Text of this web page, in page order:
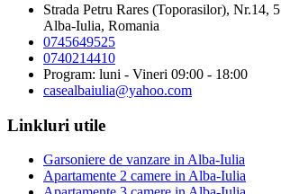
Strada Petru Rares (Toporasilor), Nr.14,
Alba-Iulia, Romania
0745649525
0740214410
Program: luni - Vineri 09:00 - 18:00
casealbaiulia@yahoo.com
Linkluri utile
Garsoniere de vanzare in Alba-Iulia
Apartamente 2 camere in Alba-Iulia